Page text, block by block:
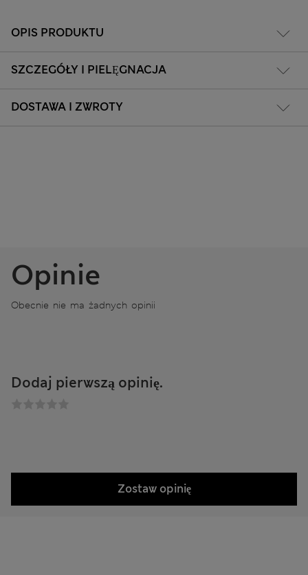
OPIS PRODUKTU
SZCZEGÓŁY I PIELĘGNACJA
DOSTAWA I ZWROTY
Opinie
Obecnie nie ma żadnych opinii
Dodaj pierwszą opinię.
Zostaw opinię